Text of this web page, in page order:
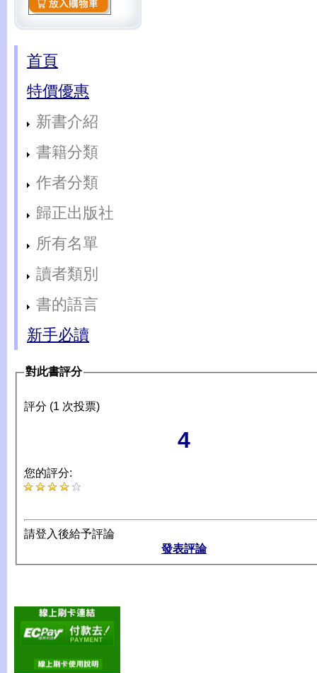
首頁
特價優惠
新書介紹
書籍分類
作者分類
歸正出版社
所有名單
讀者類別
書的語言
新手必讀
對此書評分
評分 (1 次投票)
4
您的評分:
請登入後給予評論
發表評論